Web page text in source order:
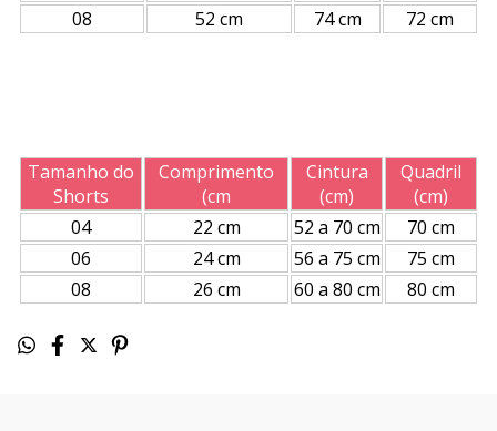
08
52 cm 74 cm 72 cm
Tamanho do
Shorts
Comprimento
(cm
Cintura
(cm)
Quadril
(cm)
04
22 cm 52 a 70 cm
70 cm
06
24 cm 56 a 75 cm
75 cm
08
26 cm 60 a 80 cm 80 cm